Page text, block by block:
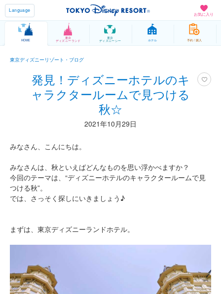
お気に入り
Language
HOME
東京
ディズニーランド
東京
ディズニーシー ホテル 予約 / 購入
東京ディズニーリゾート・ブログ
発見！ディズニーホテルのキ
ャラクタールームで見つける
秋☆
2021年10月29日
みなさん、こんにちは。
みなさんは、秋といえばどんなものを思い浮かべますか？
今回のテーマは、“ディズニーホテルのキャラクタールームで見
つける秋”。
では、さっそく探しにいきましょう♪
まずは、東京ディズニーランドホテル。